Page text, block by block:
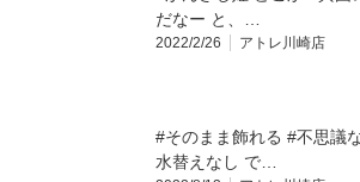
だなー と、…
2022/2/26 アトレ川崎店
#そのまま飾れる #不思議
水替えなし で…